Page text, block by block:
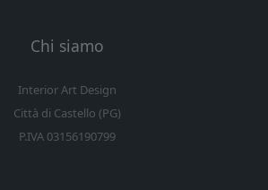
Chi siamo
Interior Art Design
Città di Castello (PG)
P.IVA 03156190799